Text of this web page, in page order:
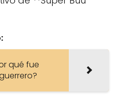
qué fue